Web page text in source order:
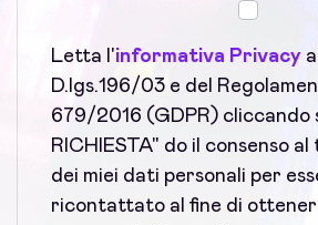
Letta l'informativa Privacy
D.lgs.196/03 e del
679/2016 (GDPR) cliccando
RICHIESTA" do il consenso
dei miei dati personali per
ricontattato al fine di